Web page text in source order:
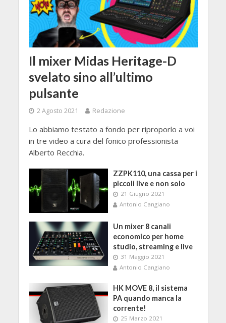
Il mixer Midas Heritage-D
svelato sino all’ultimo
pulsante
2 Agosto 2021 Redazione
Lo abbiamo testato a fondo per riproporlo a voi
in tre video a cura del fonico professionista
Alberto Recchia.
ZZPK110, una cassa per i
piccoli live e non solo
21 Giugno 2021
Antonio Cangiano
Un mixer 8 canali
economico per home
studio, streaming e live
31 Maggio 2021
Antonio Cangiano
HK MOVE 8, il sistema
PA quando manca la
corrente!
25 Marzo 2021